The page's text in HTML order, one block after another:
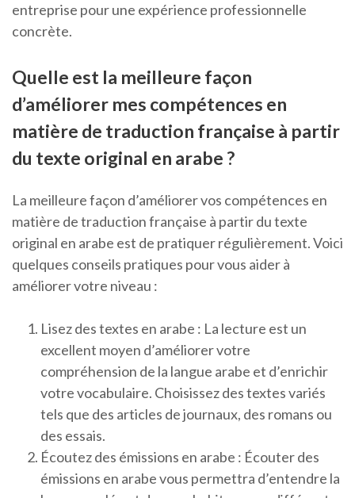
entreprise pour une expérience professionnelle
concrète.
Quelle est la meilleure façon
d’améliorer mes compétences en
matière de traduction française à partir
du texte original en arabe ?
La meilleure façon d’améliorer vos compétences en
matière de traduction française à partir du texte
original en arabe est de pratiquer régulièrement. Voici
quelques conseils pratiques pour vous aider à
améliorer votre niveau :
Lisez des textes en arabe : La lecture est un
excellent moyen d’améliorer votre
compréhension de la langue arabe et d’enrichir
votre vocabulaire. Choisissez des textes variés
tels que des articles de journaux, des romans ou
des essais.
Écoutez des émissions en arabe : Écouter des
émissions en arabe vous permettra d’entendre la